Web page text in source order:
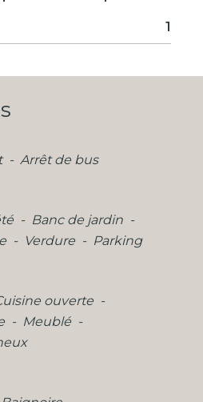
1
Arrêt de bus
Banc de jardin
Verdure Parking
ouverte
Meublé